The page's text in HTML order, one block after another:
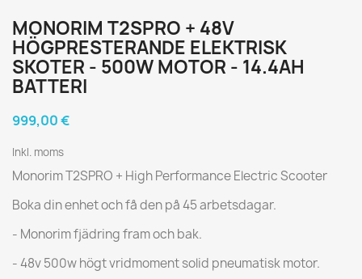
MONORIM T2SPRO + 48V
HÖGPRESTERANDE ELEKTRISK
SKOTER - 500W MOTOR - 14.4AH
BATTERI
999,00 €
Inkl. moms
Monorim T2SPRO + High Performance Electric Scooter
Boka din enhet och få den på 45 arbetsdagar.
- Monorim fjädring fram och bak.
- 48v 500w högt vridmoment solid pneumatisk motor.